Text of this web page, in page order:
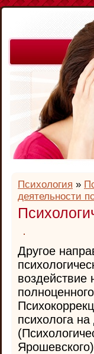
Психология »
деятельности
Другое
воздействие
психолога